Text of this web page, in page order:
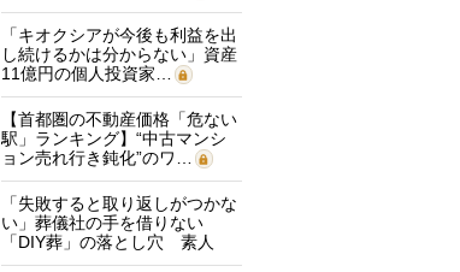
「キオクシアが今後も利益を出
し続けるかは分からない」資産
11億円の個人投資家…
【首都圏の不動産価格「危ない
駅」ランキング】“中古マンシ
ョン売れ行き鈍化”のワ…
「失敗すると取り返しがつかな
い」葬儀社の手を借りない
「DIY葬」の落とし穴 素人
に…